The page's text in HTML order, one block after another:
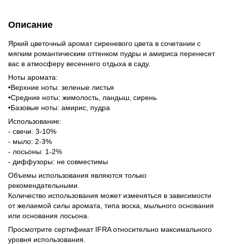
Описание
Яркий цветочный аромат сиреневого цвета в сочетании с
мягким романтическим оттенком пудры и амириса перенесет
вас в атмосферу весеннего отдыха в саду.
Ноты аромата:
•Верхние ноты: зеленые листья
•Средние ноты: жимолость, ландыш, сирень
•Базовые ноты: амирис, пудра
Использование:
- свечи: 3-10%
- мыло: 2-3%
- лосьоны: 1-2%
- диффузоры: не совместимы
Объемы использования являются только
рекомендательными.
Количество использования может изменяться в зависимости
от желаемой силы аромата, типа воска, мыльного основания
или основания лосьона.
Просмотрите сертификат IFRA относительно максимального
уровня использования.